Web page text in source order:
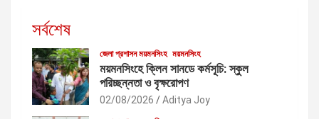
সর্বশেষ
জেলা প্রশাসন ময়মনসিংহ ময়মনসিংহ
ময়মনসিংহে ক্লিন সানডে কর্মসূচি: স্কুল
পরিচ্ছন্নতা ও বৃক্ষরোপণ
02/08/2026 Aditya Joy